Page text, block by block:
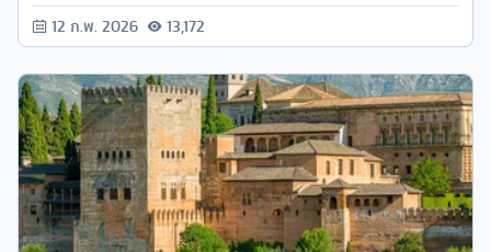
ญี่ปุ่น เดือนมีนาคม มีหลากหลายเทศกาลที่พิเศษมากมายเลยล่ะครับ มา
ช่วงนี้ก็จะได้สัมผัสกับความเป็นญี่ปุ่นจริงๆ ได้มีส่วนร่วมไปกับเทศกาล
12 ก.พ. 2026 13,172